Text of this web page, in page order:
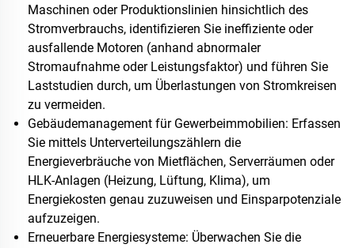
Maschinen oder Produktionslinien hinsichtlich des
Stromverbrauchs, identifizieren Sie ineffiziente oder
ausfallende Motoren (anhand abnormaler
Stromaufnahme oder Leistungsfaktor) und führen Sie
Laststudien durch, um Überlastungen von Stromkreisen
zu vermeiden.
Gebäudemanagement für Gewerbeimmobilien: Erfassen
Sie mittels Unterverteilungszählern die
Energieverbräuche von Mietflächen, Serverräumen oder
HLK-Anlagen (Heizung, Lüftung, Klima), um
Energiekosten genau zuzuweisen und Einsparpotenziale
aufzuzeigen.
Erneuerbare Energiesysteme: Überwachen Sie die